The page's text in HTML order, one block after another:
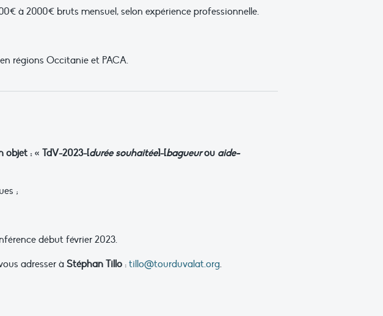
à 2000€ bruts mensuel, selon expérience professionnelle.
régions Occitanie et PACA.
objet : « TdV-2023-[durée souhaitée]-[bagueurou aide-
;
début février 2023.
adresser à Stéphan Tillo : tillo@tourduvalat.org.